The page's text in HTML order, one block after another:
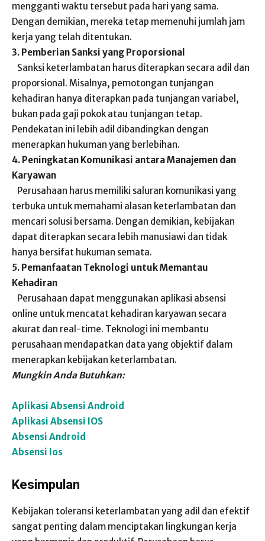
mengganti waktu tersebut pada hari yang sama.
Dengan demikian, mereka tetap memenuhi jumlah jam
kerja yang telah ditentukan.
3. Pemberian Sanksi yang Proporsional
Sanksi keterlambatan harus diterapkan secara adil dan
proporsional. Misalnya, pemotongan tunjangan
kehadiran hanya diterapkan pada tunjangan variabel,
bukan pada gaji pokok atau tunjangan tetap.
Pendekatan ini lebih adil dibandingkan dengan
menerapkan hukuman yang berlebihan.
4. Peningkatan Komunikasi antara Manajemen dan
Karyawan
Perusahaan harus memiliki saluran komunikasi yang
terbuka untuk memahami alasan keterlambatan dan
mencari solusi bersama. Dengan demikian, kebijakan
dapat diterapkan secara lebih manusiawi dan tidak
hanya bersifat hukuman semata.
5. Pemanfaatan Teknologi untuk Memantau
Kehadiran
Perusahaan dapat menggunakan aplikasi absensi
online untuk mencatat kehadiran karyawan secara
akurat dan real-time. Teknologi ini membantu
perusahaan mendapatkan data yang objektif dalam
menerapkan kebijakan keterlambatan.
Mungkin Anda Butuhkan:
Aplikasi Absensi Android
Aplikasi Absensi IOS
Absensi Android
Absensi Ios
Kesimpulan
Kebijakan toleransi keterlambatan yang adil dan efektif
sangat penting dalam menciptakan lingkungan kerja